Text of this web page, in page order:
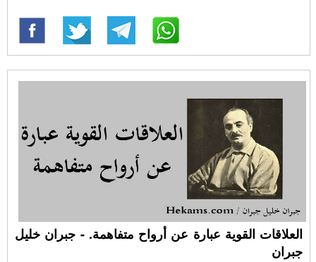
العلاقات القوية عبارة عن أرواح متفاهمة. - جبران خليل
جبران